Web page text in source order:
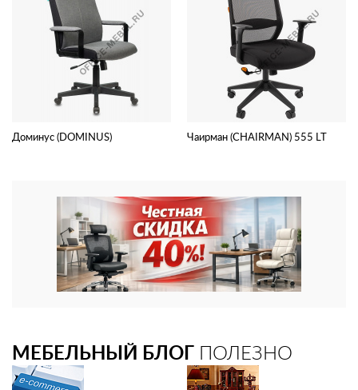
Доминус (DOMINUS) Чаирман (CHAIRMAN) 555 LT
МЕБЕЛЬНЫЙ БЛОГ ПОЛЕЗНО